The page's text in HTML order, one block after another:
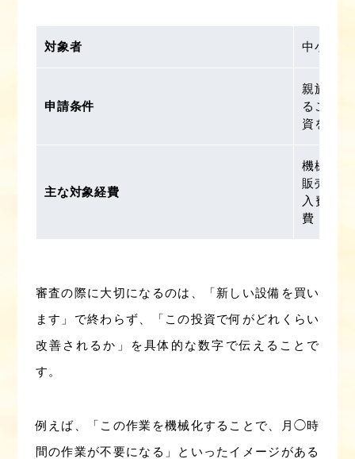
対象者 中小企
申請条件
親族内
ること
資をお
主な対象経費
機械・
販売管
入費外
費 など
審査の際に大切になるのは、「新しい設備を買い
ます」で終わらず、「この投資で何がどれくらい
改善されるか」を具体的な数字で伝えることで
す。
例えば、「この作業を機械化することで、月◯時
間の作業が不要になる」といったイメージがある